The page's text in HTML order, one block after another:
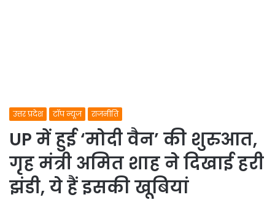
उत्तर प्रदेश टॉप न्यूज राजनीति
UP में हुई ‘मोदी वैन’ की शुरुआत,
गृह मंत्री अमित शाह ने दिखाई हरी
झंडी, ये हैं इसकी खूबियां